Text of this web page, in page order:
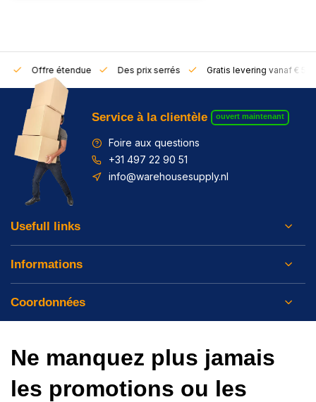
Offre étendue Des prix serrés Gratis levering vanaf €
Service à la clientèle ouvert maintenant
Foire aux questions
+31 497 22 90 51
info@warehousesupply.nl
Usefull links
Informations
Coordonnées
Ne manquez plus jamais
les promotions ou les